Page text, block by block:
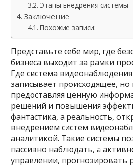
Этапы внедрения системы
Заключение
Похожие записи:
Представьте себе мир, где
бизнеса выходит за рамки
Где система
записывает происходящее, но
предоставляя ценную
решений и повышения
фантастика, а реальность,
внедрением систем
аналитикой. Такие системы
пассивно наблюдать, а
управлении, прогнозировать